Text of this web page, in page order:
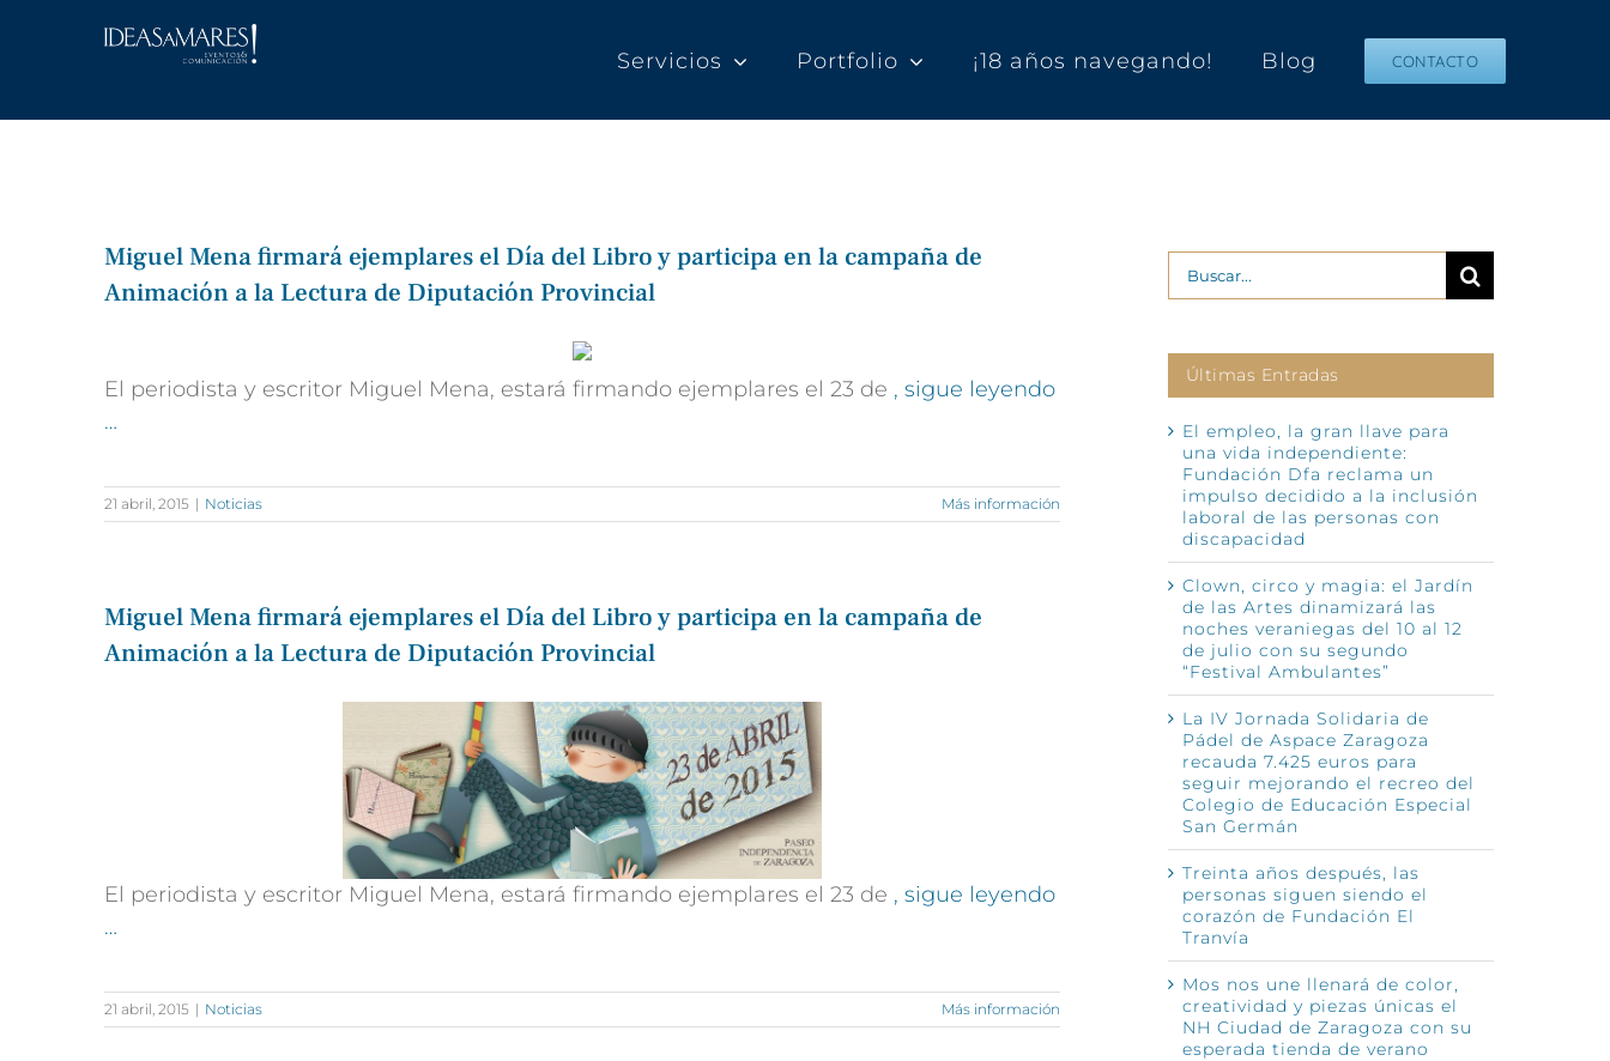
Servicios Portfolio ¡18 años navegando! Blog CONTACTO
Miguel Mena firmará ejemplares el Día del Libro y participa en la campaña de
Animación a la Lectura de Diputación Provincial
El periodista y escritor Miguel Mena, estará firmando ejemplares el 23 de , sigue leyendo
…
21 abril, 2015 | Noticias Más información
Miguel Mena firmará ejemplares el Día del Libro y participa en la campaña de
Animación a la Lectura de Diputación Provincial
El periodista y escritor Miguel Mena, estará firmando ejemplares el 23 de , sigue leyendo
…
21 abril, 2015 | Noticias Más información
Buscar:
Últimas Entradas
El empleo, la gran llave para
una vida independiente:
Fundación Dfa reclama un
impulso decidido a la inclusión
laboral de las personas con
discapacidad
Clown, circo y magia: el Jardín
de las Artes dinamizará las
noches veraniegas del 10 al 12
de julio con su segundo
“Festival Ambulantes”
La IV Jornada Solidaria de
Pádel de Aspace Zaragoza
recauda 7.425 euros para
seguir mejorando el recreo del
Colegio de Educación Especial
San Germán
Treinta años después, las
personas siguen siendo el
corazón de Fundación El
Tranvía
Mos nos une llenará de color,
creatividad y piezas únicas el
NH Ciudad de Zaragoza con su
esperada tienda de verano